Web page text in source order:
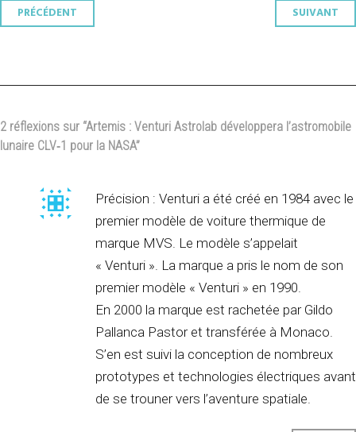
Navigation
PRÉCÉDENT SUIVANT
2 réflexions sur “Artemis : Venturi Astrolab développera l’astromobile
lunaire CLV‑1 pour la NASA”
Précision : Venturi a été créé en 1984 avec le
premier modèle de voiture thermique de
marque MVS. Le modèle s’appelait
« Venturi ». La marque a pris le nom de son
premier modèle « Venturi » en 1990.
En 2000 la marque est rachetée par Gildo
Pallanca Pastor et transférée à Monaco.
S’en est suivi la conception de nombreux
prototypes et technologies électriques avant
de se trouner vers l’aventure spatiale.